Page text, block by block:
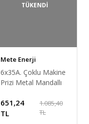
TÜKENDİ
Mete Enerji
6x35A. Çoklu Makine
Prizi Metal Mandallı
403100S
651,24
TL
1.085,40
TL